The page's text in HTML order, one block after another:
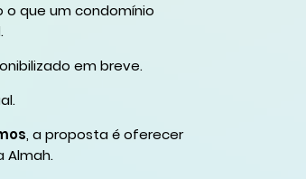
que um condomínio
em breve.
, a proposta é oferecer
Almah.